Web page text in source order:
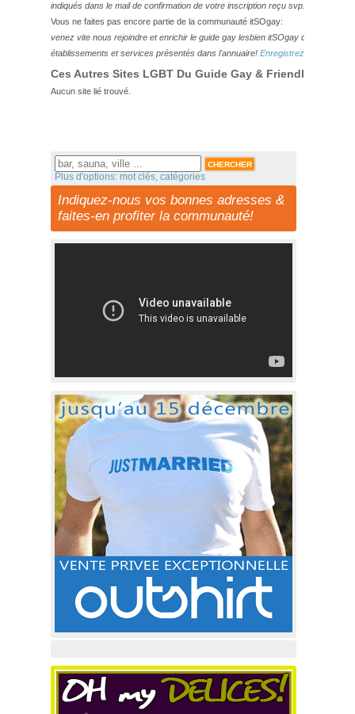
indiqués dans le mail de confirmation de votre inscription reçu svp.
Vous ne faites pas encore partie de la communauté itSOgay:
venez vite nous rejoindre et enrichir le guide gay lesbien itSOgay de vos
établissements et services présentés dans l'annuaire! Enregistrez-vous ici!
Ces Autres Sites LGBT Du Guide Gay & Friendly
Aucun site lié trouvé.
Plus d'options: mot clés, catégories
Indiquez-nous vos bonnes adresses &
faites-en profiter la communauté!